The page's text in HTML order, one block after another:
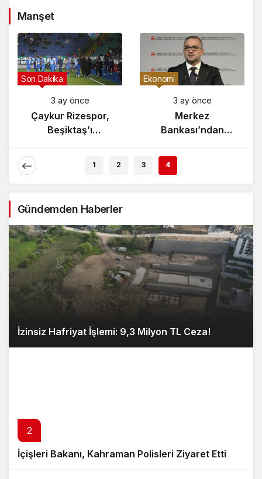
Manşet
Gündem
3 ay önce
Yunanistan’da
Zeybek Tartışması
Son Dakika
3 ay önce
Çaykur Rizespor,
Beşiktaş’ı
1 2 3 4
Gündemden Haberler
İzinsiz Hafriyat İşlemi: 9,3 Milyon TL Ceza!
2
İçişleri Bakanı, Kahraman Polisleri Ziyaret Etti